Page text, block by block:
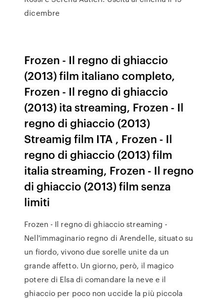
dicembre
Frozen - Il regno di ghiaccio
(2013) film italiano completo,
Frozen - Il regno di ghiaccio
(2013) ita streaming, Frozen - Il
regno di ghiaccio (2013)
Streamig film ITA , Frozen - Il
regno di ghiaccio (2013) film
italia streaming, Frozen - Il regno
di ghiaccio (2013) film senza
limiti
Frozen - Il regno di ghiaccio streaming -
Nell'immaginario regno di Arendelle, situato su
un fiordo, vivono due sorelle unite da un
grande affetto. Un giorno, però, il magico
potere di Elsa di comandare la neve e il
ghiaccio per poco non uccide la più piccola